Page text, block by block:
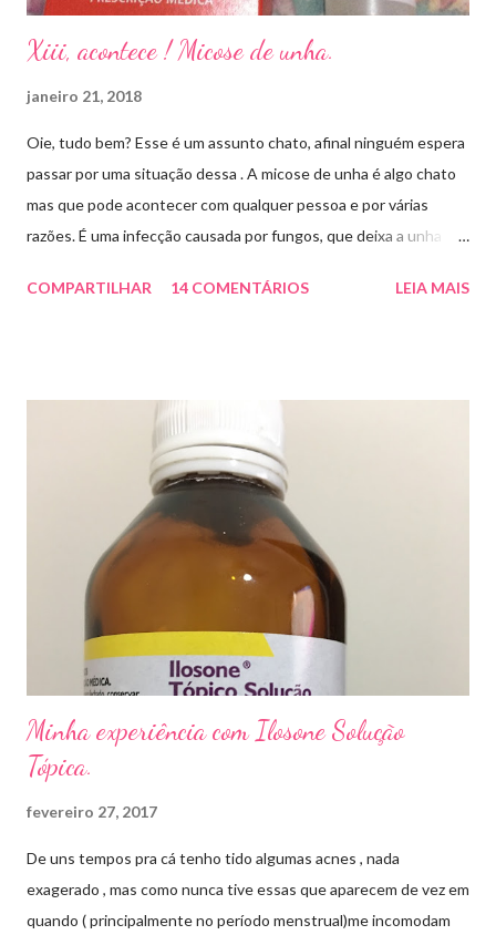
Xiii, acontece ! Micose de unha.
janeiro 21, 2018
Oie, tudo bem? Esse é um assunto chato, afinal ninguém espera
passar por uma situação dessa . A micose de unha é algo chato
mas que pode acontecer com qualquer pessoa e por várias
razões. É uma infecção causada por fungos, que deixa a unha
descolar da pele. As causas mais comuns dessas micoses é por
micose de unha é feito com esmaltes antifúngicos ou remédios
orais ,ou para aplicação local receitados pelo dermatologista. O
tempo para tratamento pode variar de 06 meses a um ano. Para
quem prefere tratamentos caseiros , pode aplicar óleo de cravo
duas vezes ao dia. Eu já passei por isso, pelo uso de muito
sapato fechado e apertado . E utilizei o Ciclopirox olamina que é
um agente antifúngico sintético para tratamento dermatológico
COMPARTILHAR 14 COMENTÁRIOS LEIA MAIS
Minha experiência com Ilosone Solução
Tópica.
fevereiro 27, 2017
De uns tempos pra cá tenho tido algumas acnes , nada
exagerado , mas como nunca tive essas que aparecem de vez em
quando ( principalmente no período menstrual)me incomodam